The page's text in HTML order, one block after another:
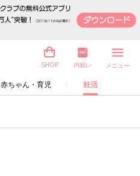
赤ちゃん・育児 妊活
SHOP 内祝い メニュー